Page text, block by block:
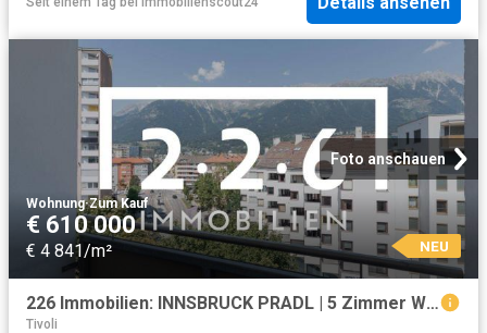
Foto anschauen
Wohnung·Zum Kauf
€ 610 000
€ 4 841/m² NEU
226 Immobilien: INNSBRUCK PRADL | 5 Zimmer Wohnung | 6.OG Dachgeschoss | 2 Loggien |
Tivoli